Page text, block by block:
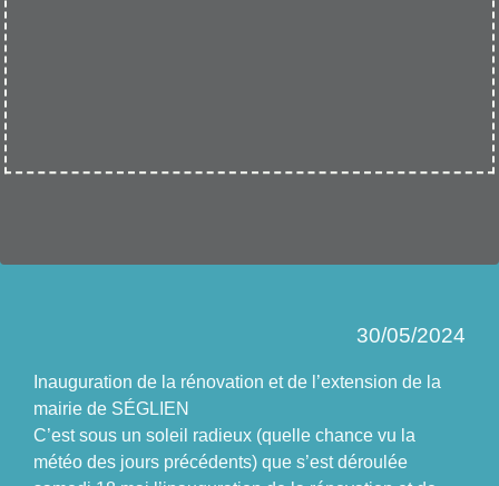
30/05/2024
Inauguration de la rénovation et de l’extension de la
mairie de SÉGLIEN
C’est sous un soleil radieux (quelle chance vu la
météo des jours précédents) que s’est déroulée